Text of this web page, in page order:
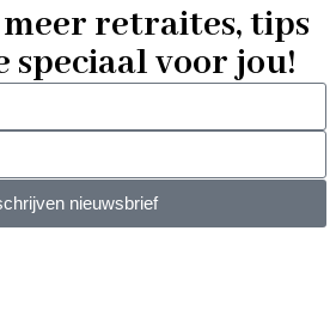
retraites, tips
speciaal voor jou!
nieuwsbrief